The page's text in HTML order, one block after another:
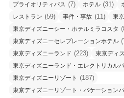
プライオリティパス (7) ホテル (31)
レストラン (59) 事件・事故 (11) 東
東京ディズニーシー・ホテルミラコスタ
東京ディズニーセレブレーションホテル
東京ディズニーランド (223) 東京ディ
東京ディズニーランド・エレクトリカル
東京ディズニーリゾート (187)
東京ディズニーリゾート・バケーション